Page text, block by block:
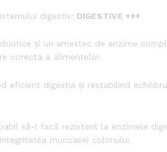
digestiv: DIGESTIVE +++
și un amestec de enzime
corecta a alimentelor.
eficient digestia și restabilind
să-l facă rezistent la enzimele
mucoasei colonului.